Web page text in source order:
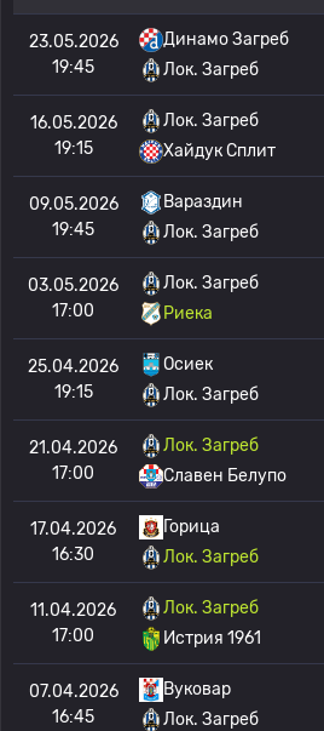
23.05.2026
19:45
Динамо Загреб
Лок. Загреб
16.05.2026
19:15
Лок. Загреб
Хайдук Сплит
09.05.2026
19:45
Вараздин
Лок. Загреб
03.05.2026
17:00
Лок. Загреб
Риека
25.04.2026
19:15
Осиек
Лок. Загреб
21.04.2026
17:00
Лок. Загреб
Славен Белупо
17.04.2026
16:30
Горица
Лок. Загреб
11.04.2026
17:00
Лок. Загреб
Истрия 1961
07.04.2026
16:45
Вуковар
Лок. Загреб